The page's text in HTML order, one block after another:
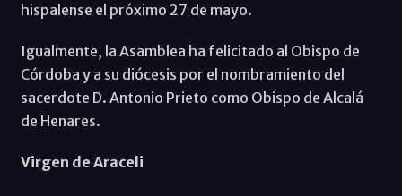
hispalense el próximo 27 de mayo.
Igualmente, la Asamblea ha felicitado al Obispo de
Córdoba y a su diócesis por el nombramiento del
sacerdote D. Antonio Prieto como Obispo de Alcalá
de Henares.
Virgen de Araceli